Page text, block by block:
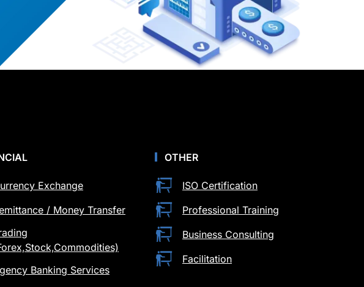
Exchange
/ Money Transfer
Banking Services
OTHER
ISO Certification
Professional Training
Business Consulting
Facilitation